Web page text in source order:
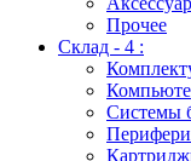
Прочее
Склад - 4 :
Системы